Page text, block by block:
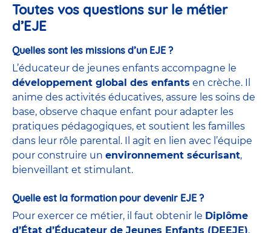
Toutes vos questions sur le métier
d’EJE
Quelles sont les missions d’un EJE ?
L’éducateur de jeunes enfants accompagne le
développement global des enfants en crèche. Il
anime des activités éducatives, assure les soins de
base, observe chaque enfant pour adapter les
pratiques pédagogiques, et soutient les familles
dans leur rôle parental. Il agit en lien avec l’équipe
pour construire un environnement sécurisant,
bienveillant et stimulant.
Quelle est la formation pour devenir EJE ?
Pour exercer ce métier, il faut obtenir le Diplôme
d’État d’Éducateur de Jeunes Enfants (DEEJE).